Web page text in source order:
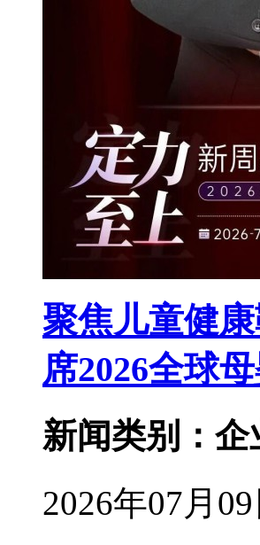
聚焦儿童健
席2026全球
新闻类别：
2026年07月